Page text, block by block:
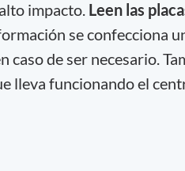
impacto.Leen las
se confecciona
caso de ser necesario.
lleva funcionando el